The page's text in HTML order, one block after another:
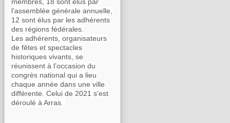
l’assemblée générale annuelle,
12 sont élus par les adhérents
des régions fédérales.
Les adhérents, organisateurs
de fêtes et spectacles
historiques vivants, se
réunissent à l’occasion du
congrès national qui a lieu
chaque année dans une ville
différente. Celui de 2021 s'est
déroulé à Arras.